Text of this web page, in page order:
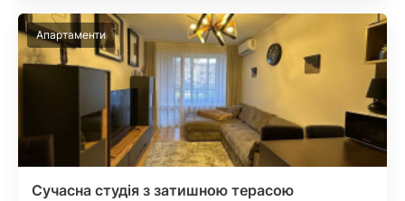
Апартаменти
Сучасна студія з затишною терасою